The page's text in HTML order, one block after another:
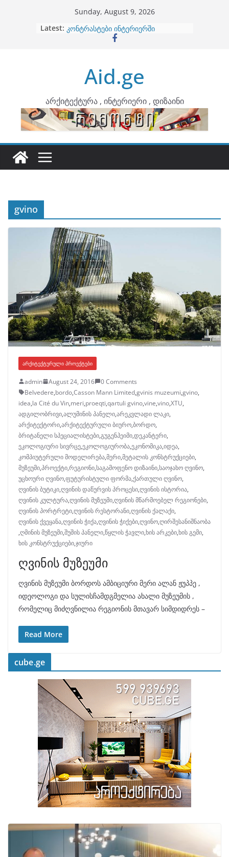
Sunday, August 9, 2026
Latest: ბინების გაერთიანება
კონტრასტები ინტერიერში
ინტერიერის დიზიანი
არტემიდი წარმოგიდგენთ
Aid.ge
არქიტექტურა , ინტერიერი , დიზაინი
gvino
ᲐᲠᲥᲘᲢᲔᲥᲢᲣᲠᲣᲚᲘ ᲞᲠᲝᲔᲥᲢᲔᲑᲘ
admin August 24, 2016
0 Comments
Belvedere,bordo,Casson Mann Limited,gvinis muzeumi,gvino,
idea,la Cité du Vin,meri,proeqti,qartuli gvino,vine,vino,XTU,
ადგილობრივი,ალუმინის პანელი,არეკვლადი ლაკი,
არქიტექტორი,არქიტექტურული ბიურო,ბორდო,
ბრიტანელი სპეციალისტები,გუგენჰეიმი,დეკანტერი,
ეკოლოგიური სივრცე,ეკოლოგიურობა,ეკონომიკა,იდეა,
კომპიუტერული მოდელირება,მერი,მეტალის კონსტრუქციები,
მუზეუმი,პროექტი,რეგიონი,საგამოფენო დიზაინი,საოჯახო ღვინო,
უცხოური ღვინო,ფუტურისტული ფორმა,ქართული ღვინო,
ღვინის ბუტიკი,ღვინის დაწურვის პროცესი,ღვინის ისტორია,
ღვინის კულტურა,ღვინის მუზეუმი,ღვინის მწარმოებელ რეგიონები,
ღვინის პორტრეტი,ღვინის რესტორანი,ღვინის ქალაქი,
ღვინის ქვეყანა,ღვინის ჭიქა,ღვინის ჭიქები,ღვინო,ღირშესანიშნაობა
,ღმინის მუზეუმი,შუშის პანელი,წყლის ჭავლი,ხის არკები,ხის გემი,
ხის კონსტრუქციები,ჯიური
ღვინის მუზეუმი
ღვინის მუზეუმი ბორდოს ამბიციური მერი ალან ჟუპპე ,
იდეოლოგი და სულისჩამდგმელია ახალი მუზეუმის ,
რომელიც მიძღვნილია რეგიონის მთავარ სიმდიდრეს –
Read More
cube.ge